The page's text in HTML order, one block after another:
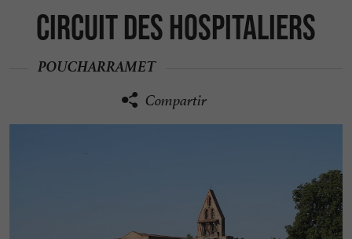
CIRCUIT DES HOSPITALIERS
POUCHARRAMET
Compartir